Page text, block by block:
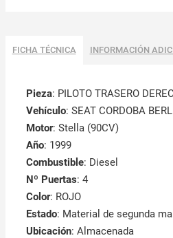
FICHA TÉCNICA INFORMACIÓN
Pieza: PILOTO TRASERO
Vehículo: SEAT CORDOBA
Motor: Stella (90CV)
Año: 1999
Combustible: Diesel
Nº Puertas: 4
Color: ROJO
Estado: Material de segunda
Ubicación: Almacenada